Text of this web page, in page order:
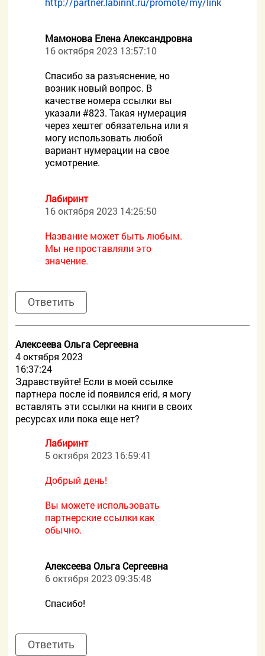
Мамонова Елена Александровна
16 октября 2023 13:57:10
Спасибо за разъяснение, но
возник новый вопрос. В
качестве номера ссылки вы
указали #823. Такая нумерация
через хештег обязательна или я
могу использовать любой
вариант нумерации на свое
усмотрение.
Лабиринт
16 октября 2023 14:25:50
Название может быть любым.
Мы не проставляли это
значение.
Ответить
Алексеева Ольга Сергеевна
4 октября 2023
16:37:24
Здравствуйте! Если в моей ссылке
партнера после id появился erid, я могу
вставлять эти ссылки на книги в своих
ресурсах или пока еще нет?
Лабиринт
5 октября 2023 16:59:41
Добрый день!
Вы можете использовать
партнерские ссылки как
обычно.
Алексеева Ольга Сергеевна
6 октября 2023 09:35:48
Спасибо!
Ответить